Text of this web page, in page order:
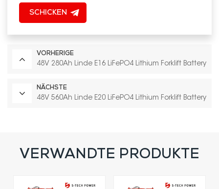
SCHICKEN
VORHERIGE
48V 280Ah Linde E16 LiFePO4 Lithium Forklift Battery
NÄCHSTE
48V 560Ah Linde E20 LiFePO4 Lithium Forklift Battery
VERWANDTE PRODUKTE